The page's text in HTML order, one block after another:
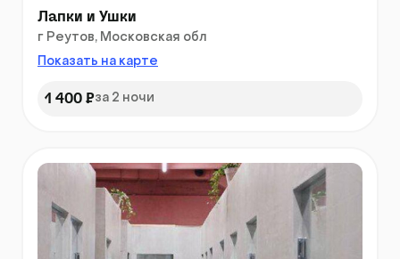
Лапки и Ушки
г Реутов, Московская обл
Показать на карте
1 400 ₽за 2 ночи